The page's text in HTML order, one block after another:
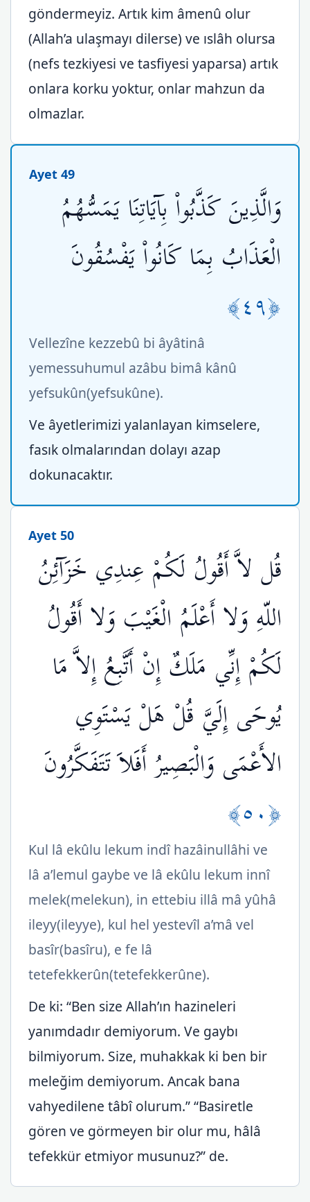
göndermeyiz. Artık kim âmenû olur
(Allah’a ulaşmayı dilerse) ve ıslâh olursa
(nefs tezkiyesi ve tasfiyesi yaparsa) artık
onlara korku yoktur, onlar mahzun da
olmazlar.
Ayet 49
وَالَّذِينَ كَذَّبُواْ بِآيَاتِنَا يَمَسُّهُمُ
الْعَذَابُ بِمَا كَانُواْ يَفْسُقُونَ
﴿٤٩﴾
Vellezîne kezzebû bi âyâtinâ
yemessuhumul azâbu bimâ kânû
yefsukûn(yefsukûne).
Ve âyetlerimizi yalanlayan kimselere,
fasık olmalarından dolayı azap
dokunacaktır.
Ayet 50
قُل لاَّ أَقُولُ لَكُمْ عِندِي خَزَآئِنُ
اللّهِ وَلا أَعْلَمُ الْغَيْبَ وَلا أَقُولُ
لَكُمْ إِنِّي مَلَكٌ إِنْ أَتَّبِعُ إِلاَّ مَا
يُوحَى إِلَيَّ قُلْ هَلْ يَسْتَوِي
الأَعْمَى وَالْبَصِيرُ أَفَلاَ تَتَفَكَّرُونَ
﴿٥٠﴾
Kul lâ ekûlu lekum indî hazâinullâhi ve
lâ a’lemul gaybe ve lâ ekûlu lekum innî
melek(melekun), in ettebiu illâ mâ yûhâ
ileyy(ileyye), kul hel yestevîl a’mâ vel
basîr(basîru), e fe lâ
tetefekkerûn(tetefekkerûne).
De ki: “Ben size Allah’ın hazineleri
yanımdadır demiyorum. Ve gaybı
bilmiyorum. Size, muhakkak ki ben bir
meleğim demiyorum. Ancak bana
vahyedilene tâbî olurum.” “Basiretle
gören ve görmeyen bir olur mu, hâlâ
tefekkür etmiyor musunuz?” de.